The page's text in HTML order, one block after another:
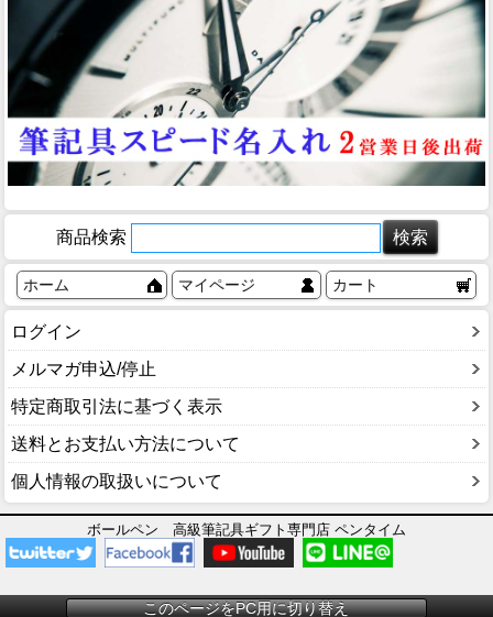
商品検索
ホーム マイページ カート
ログイン
メルマガ申込/停止
特定商取引法に基づく表示
送料とお支払い方法について
個人情報の取扱いについて
ボールペン 高級筆記具ギフト専門店 ペンタイム
このページをPC用に切り替え